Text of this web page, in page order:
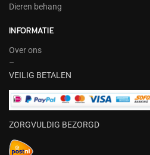
Dieren behang
INFORMATIE
Over ons
–
VEILIG BETALEN
ZORGVULDIG BEZORGD